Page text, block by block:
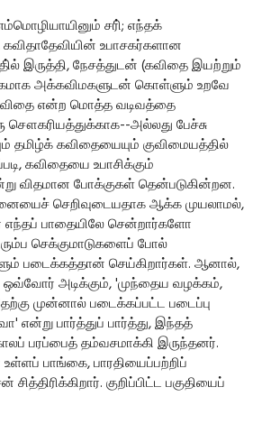
சரி்; எந்தக்
கவிதாதேவியின் உபாசகர்களான
இருத்தி, நேசத்துடன் (கவிதை இயற்றும்
அக்கவிமகளுடன் கொள்ளும் உறவே
என்ற மொத்த வடிவத்தை
சௌகரியத்துக்காக--அல்லது பேச்சு
தமிழ்க் கவிதையையும் குவிமையத்தில்
கவிதையை உபாசிக்கும்
விதமான போக்குகள் தென்படுகின்றன.
செறிவுடையதாக ஆக்க முயலாமல்,
எந்தப் பாதையிலே சென்றார்களோ
செக்குமாடுகளைப் போல்
படைக்கத்தான் செய்கிறார்கள். ஆனால்,
ஒவ்வோர் அடிக்கும், 'முந்தைய வழக்கம்,
முன்னால் படைக்கப்பட்ட படைப்பு
என்று பார்த்துப் பார்த்து, இந்தத்
பரப்பைத் தம்வசமாக்கி இருந்தனர்.
பாங்கை, பாரதியைப்பற்றிப்
சித்திரிக்கிறார். குறிப்பிட்ட பகுதியைப்